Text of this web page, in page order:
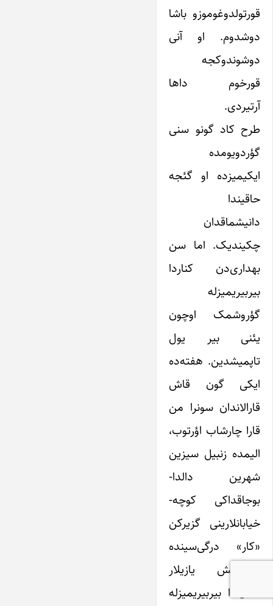
قورتولدوغوموزو باشا
دوشدوم. او آنی
دوشوندوکجه
قورخوم داها
آرتیردی.
طرح کاد گونو سنی
گؤردویومده
ایکیمیزده او گئجه
حاقیندا
دانیشماقدان
چکیندیک. اما سن
بهداری‌دن کناردا
بیربیریمیزله
گؤروشمک اوچون
یئنی بیر یول
تاپمیشدین. هفته‌ده
ایکی گون قاش
قارالاندان سونرا من
قارا چارشاب اؤرتوب،
الیمده زنبیل سیزین
شهرین دالدا-
بوجاقداکی کوچه-
خیابانلارینی گزیرکن
«کار» درگی‌سینده
یازیلمیش یازیلار
حاقیندا بیربیریمیزله